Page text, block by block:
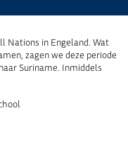
Nations in Engeland. Wat
zagen we deze periode
Suriname. Inmiddels